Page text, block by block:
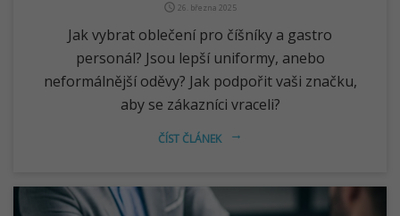
query_builder 26. března 2025
Jak vybrat oblečení pro číšníky a gastro
personál? Jsou lepší uniformy, anebo
neformálnější oděvy? Jak podpořit vaši značku,
aby se zákazníci vraceli?
arrow_right_alt
ČÍST ČLÁNEK